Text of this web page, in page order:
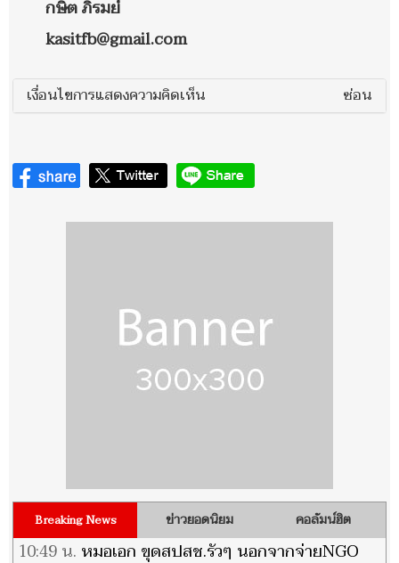
กษิต ภิรมย์
kasitfb@gmail.com
เงื่อนไขการแสดงความคิดเห็น ซ่อน
Breaking News ข่าวยอดนิยม คอลัมน์ฮิต
10:49 น. หมอเอก ขุดสปสช.รัวๆ นอกจากจ่ายNGO